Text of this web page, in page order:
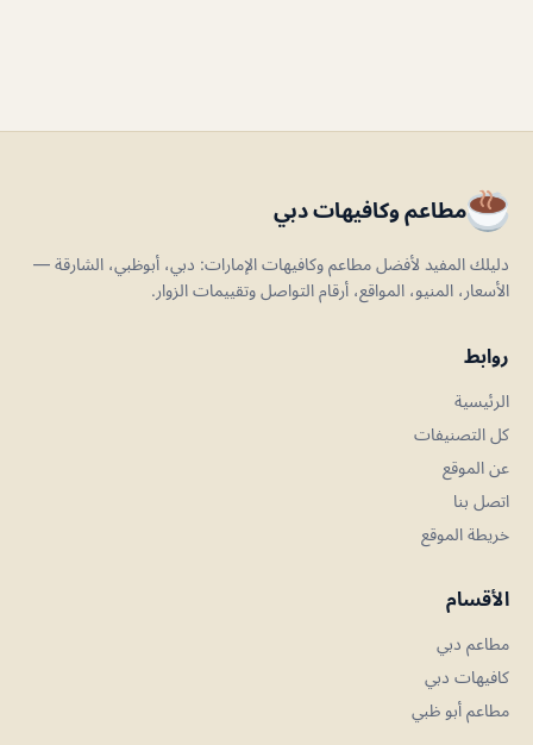
مطاعم وكافيهات دبي
دليلك المفيد لأفضل مطاعم وكافيهات الإمارات: دبي، أبوظبي، الشارقة —
الأسعار، المنيو، المواقع، أرقام التواصل وتقييمات الزوار.
روابط
الرئيسية
كل التصنيفات
عن الموقع
اتصل بنا
خريطة الموقع
الأقسام
مطاعم دبي
كافيهات دبي
مطاعم أبو ظبي